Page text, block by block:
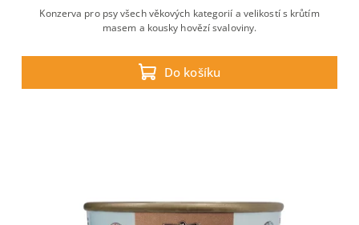
Do košíku
Konzerva pro psy všech věkových kategorií a velikostí s krůtím
masem a kousky hovězí svaloviny.